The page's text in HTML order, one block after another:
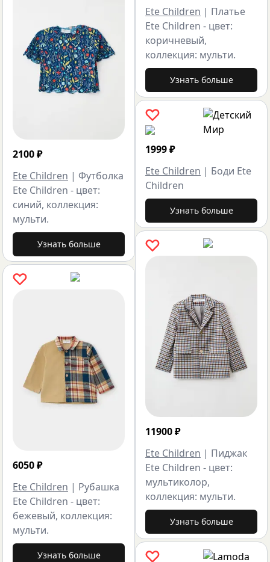
2100₽
Ete Children | Футболка
Ete Children - цвет:
синий, коллекция:
мульти.
Узнать больше
6050₽
Ete Children | Рубашка
Ete Children - цвет:
бежевый, коллекция:
мульти.
Узнать больше
Ete Children | Платье
Ete Children - цвет:
коричневый,
коллекция: мульти.
Узнать больше
1999₽
Ete Children | Боди Ete
Children
Узнать больше
11900₽
Ete Children | Пиджак
Ete Children - цвет:
мультиколор,
коллекция: мульти.
Узнать больше